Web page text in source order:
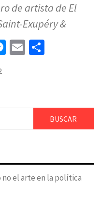
de artista de El
Exupéry &
Messenger
Email
el arte en la política